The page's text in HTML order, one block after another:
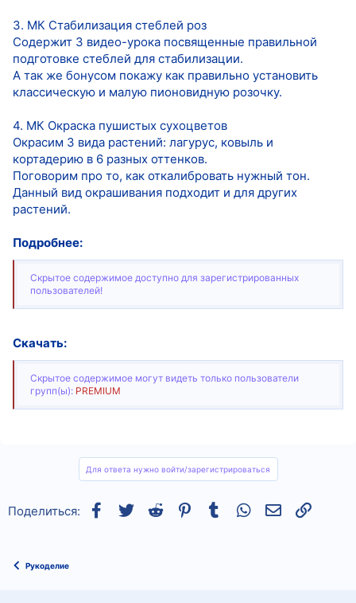
3. МК Стабилизация стеблей роз
Содержит 3 видео-урока посвященные правильной
подготовке стеблей для стабилизации.
А так же бонусом покажу как правильно установить
классическую и малую пионовидную розочку.
4. МК Окраска пушистых сухоцветов
Окрасим 3 вида растений: лагурус, ковыль и
кортадерию в 6 разных оттенков.
Поговорим про то, как откалибровать нужный тон.
Данный вид окрашивания подходит и для других
растений.
Подробнее:
Скрытое содержимое доступно для зарегистрированных
пользователей!
Скачать:
Скрытое содержимое могут видеть только пользователи
групп(ы): PREMIUM
Для ответа нужно войти/зарегистрироваться
Поделиться: Facebook
TwitterReddit Pinterest
Tumblr WhatsAppСсылка
Рукоделие